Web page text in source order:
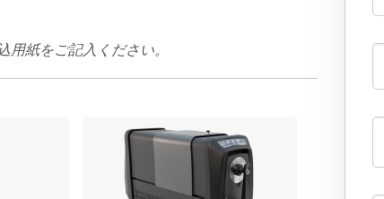
用紙をご記入ください。